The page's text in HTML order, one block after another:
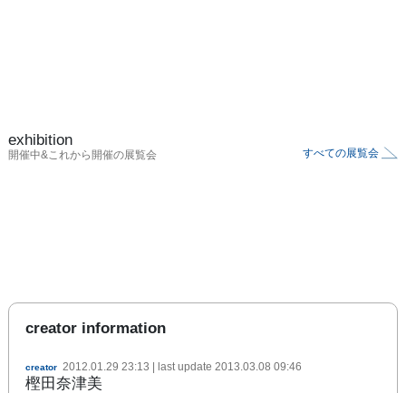
exhibition
開催中&これから開催の展覧会 すべての展覧会
creator information
creator 2012.01.29 23:13 | last update 2013.03.08 09:46
樫田奈津美